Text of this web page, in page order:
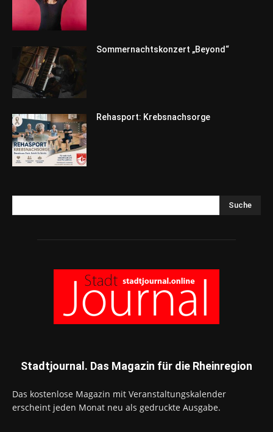
Sommernachtskonzert „Beyond“
Rehasport: Krebsnachsorge
Suche
Stadtjournal. Das Magazin für die Rheinregion
Das kostenlose Magazin mit Veranstaltungskalender
erscheint jeden Monat neu als gedruckte Ausgabe.